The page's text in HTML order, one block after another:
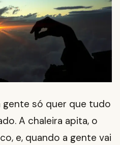
gente só quer que tudo
A chaleira apita, o
e, quando a gente vai